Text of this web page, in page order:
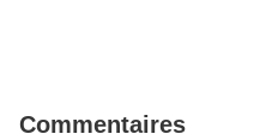
Commentaires